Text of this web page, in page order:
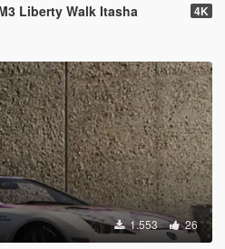
Liberty Walk Itasha 4K
1.553 26